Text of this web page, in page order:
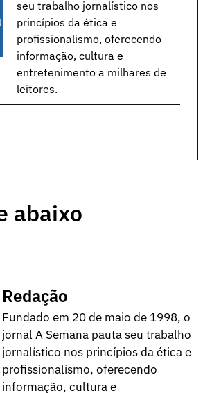
seu trabalho jornalístico nos
princípios da ética e
profissionalismo, oferecendo
informação, cultura e
entretenimento a milhares de
leitores.
abaixo
Redação
Fundado em 20 de maio de 1998, o
jornal A Semana pauta seu trabalho
jornalístico nos princípios da ética e
profissionalismo, oferecendo
informação, cultura e